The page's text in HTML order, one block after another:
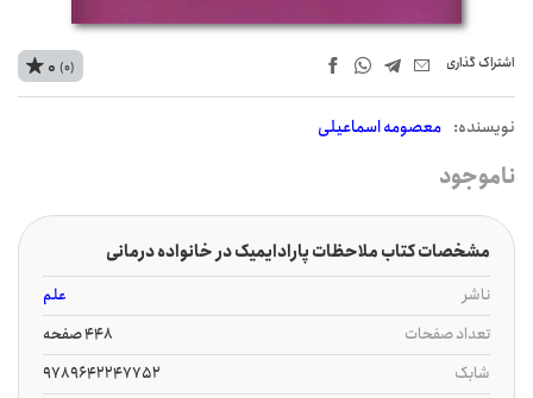
اشتراک‌ گذاری
نويسنده: معصومه اسماعیلی
0 (0)
ناموجود
مشخصات کتاب ملاحظات پارادایمیک در خانواده درمانی
ناشر
علم
تعداد صفحات
448 صفحه
شابک
9789642247752